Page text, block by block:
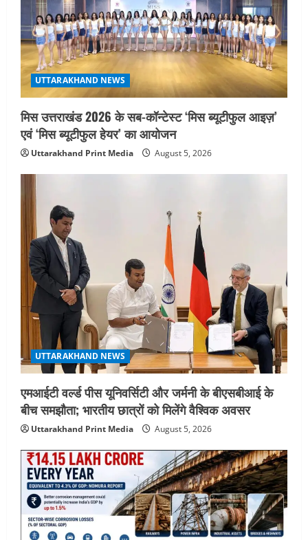
o
n
UTTARAKHAND NEWS
मिस उत्तराखंड 2026 के सब-कॉन्टेस्ट ‘मिस ब्यूटीफुल आइज़’
एवं ‘मिस ब्यूटीफुल हेयर’ का आयोजन
Uttarakhand Print Media August 5, 2026
UTTARAKHAND NEWS
एमआईटी वर्ल्ड पीस यूनिवर्सिटी और जर्मनी के बीएसबीआई के
बीच समझौता; भारतीय छात्रों को मिलेंगे वैश्विक अवसर
Uttarakhand Print Media August 5, 2026